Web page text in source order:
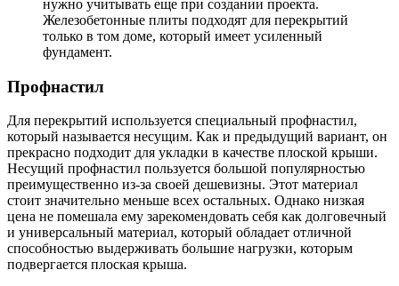
нужно учитывать еще при создании проекта.
Железобетонные плиты подходят для перекрытий
только в том доме, который имеет усиленный
фундамент.
Профнастил
Для перекрытий используется специальный профнастил,
который называется несущим. Как и предыдущий вариант, он
прекрасно подходит для укладки в качестве плоской крыши.
Несущий профнастил пользуется большой популярностью
преимущественно из-за своей дешевизны. Этот материал
стоит значительно меньше всех остальных. Однако низкая
цена не помешала ему зарекомендовать себя как долговечный
и универсальный материал, который обладает отличной
способностью выдерживать большие нагрузки, которым
подвергается плоская крыша.